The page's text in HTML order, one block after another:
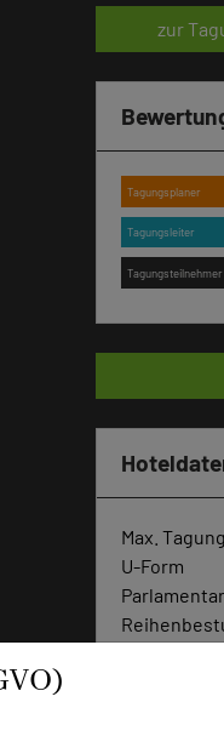
zur
Tagungsplaner
Tagungsleiter
Tagungsteilnehmer
Max.
U-Form